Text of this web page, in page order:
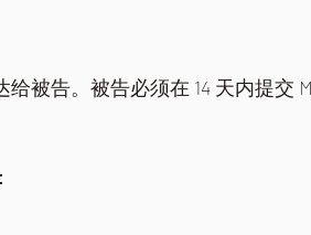
被告。被告必须在 14 天内提交